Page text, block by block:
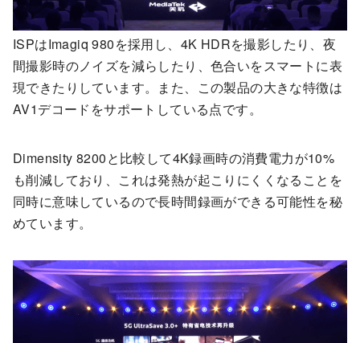
ISPはImagiq 980を採用し、4K HDRを撮影したり、夜
間撮影時のノイズを減らしたり、色合いをスマートに表
現できたりしています。また、この製品の大きな特徴は
AV1デコードをサポートしている点です。
Dimensity 8200と比較して4K録画時の消費電力が10%
も削減しており、これは発熱が起こりにくくなることを
同時に意味しているので長時間録画ができる可能性を秘
めています。